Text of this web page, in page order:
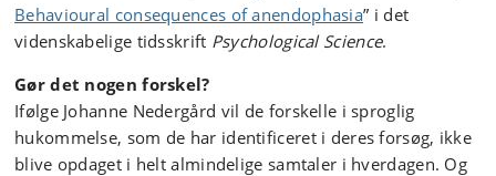
Behavioural consequences of anendophasia” i det
videnskabelige tidsskrift Psychological Science.
Gør det nogen forskel?
Ifølge Johanne Nedergård vil de forskelle i sproglig
hukommelse, som de har identificeret i deres forsøg, ikke
blive opdaget i helt almindelige samtaler i hverdagen. Og